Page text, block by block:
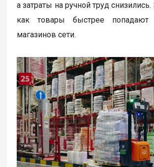
а затраты на ручной труд
как товары быстрее попадают
магазинов сети.